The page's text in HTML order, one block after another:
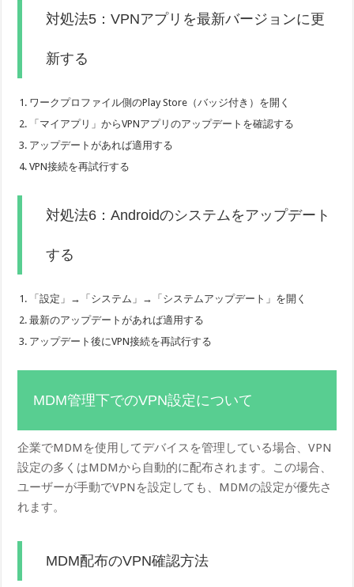
対処法5：VPNアプリを最新バージョンに更
新する
ワークプロファイル側のPlay Store（バッジ付き）を開く
「マイアプリ」からVPNアプリのアップデートを確認する
アップデートがあれば適用する
VPN接続を再試行する
対処法6：Androidのシステムをアップデート
する
「設定」→「システム」→「システムアップデート」を開く
最新のアップデートがあれば適用する
アップデート後にVPN接続を再試行する
MDM管理下でのVPN設定について
企業でMDMを使用してデバイスを管理している場合、VPN
設定の多くはMDMから自動的に配布されます。この場合、
ユーザーが手動でVPNを設定しても、MDMの設定が優先さ
れます。
MDM配布のVPN確認方法